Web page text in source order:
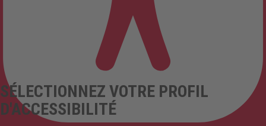
SÉLECTIONNEZ VOTRE PROFIL
D'ACCESSIBILITÉ